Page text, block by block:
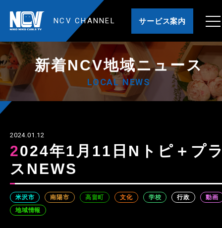
NCV CHANNEL サービス案内
新着NCV地域ニュース
LOCAL NEWS
2024.01.12
2024年1月11日Nトピ＋プラ
スNEWS
米沢市 南陽市 高畠町 文化 学校 行政
動画
地域情報